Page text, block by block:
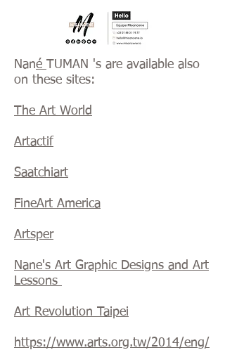
Nané TUMAN 's are available also
on these sites:
The Art World
Artactif
Saatchiart
FineArt America
Artsper
Nane's Art Graphic Designs and Art
Lessons
Art Revolution Taipei
https://www.arts.org.tw/2014/eng/